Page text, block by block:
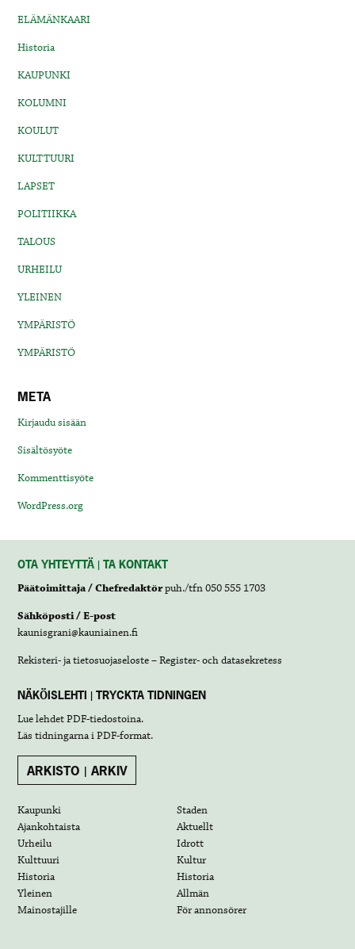
ELÄMÄNKAARI
Historia
KAUPUNKI
KOLUMNI
KOULUT
KULTTUURI
LAPSET
POLITIIKKA
TALOUS
URHEILU
YLEINEN
YMPÄRISTÖ
YMPÄRISTÖ
META
Kirjaudu sisään
Sisältösyöte
Kommenttisyöte
WordPress.org
OTA YHTEYTTÄ | TA KONTAKT
Päätoimittaja / Chefredaktörpuh./tfn 050 555 1703
Sähköposti / E-post
kaunisgrani@kauniainen.fi
Rekisteri- ja tietosuojaseloste – Register- och datasekretess
NÄKÖISLEHTI | TRYCKTA TIDNINGEN
Lue lehdetPDF-tiedostoina.
Läs tidningarna iPDF-format.
ARKISTO | ARKIV
Kaupunki
Staden
Ajankohtaista
Aktuellt
Urheilu
Idrott
Kulttuuri
Kultur
Historia
Historia
Yleinen
Allmän
Mainostajille
För annonsörer